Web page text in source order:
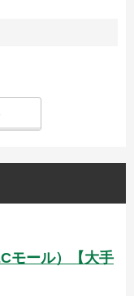
モール）【大手